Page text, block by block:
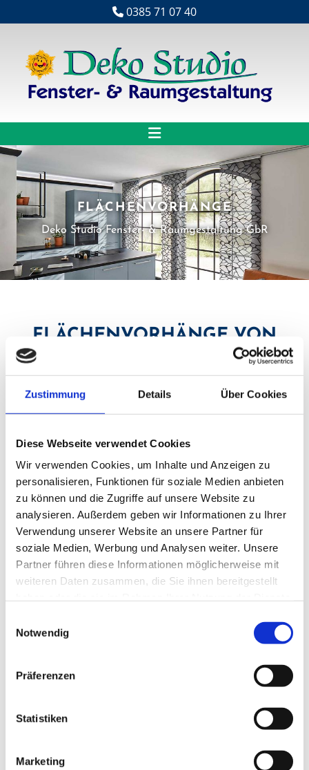
Zustimmung Details Über Cookies
Diese Webseite verwendet Cookies
Wir verwenden Cookies, um Inhalte und Anzeigen zu
personalisieren, Funktionen für soziale Medien anbieten
zu können und die Zugriffe auf unsere Website zu
analysieren. Außerdem geben wir Informationen zu Ihrer
Verwendung unserer Website an unsere Partner für
soziale Medien, Werbung und Analysen weiter. Unsere
Partner führen diese Informationen möglicherweise mit
weiteren Daten zusammen, die Sie ihnen bereitgestellt
Notwendig
Präferenzen
Statistiken
Marketing
 0385 71 07 40
FLÄCHENVORHÄNGE
Deko Studio Fenster- & Raumgestaltung GbR
FLÄCHENVORHÄNGE VON
SCHLICHT BIS ELEGANT
Ein Flächenvorhang ist eine vertikale und glatt hängende
montierten Schienen verschieben lässt. Breite Stoffpaneele
sind dabei auf Rollen oder Laufkatzen befestigt. Sie
scheinen dabei an der Decke zu schweben, was eine
besondere Ästhetik bietet. Flächenvorhänge sind beweglich
aufgehängt und lassen sich ohne Aufwand verschieben.
Kombinieren Sie unterschiedliche Materialien und
verschiedene Breiten der Paneele miteinander. Nach Ihren
Wünschen kreieren Sie harmonische, aufregende oder
kontrastierende Effekte.